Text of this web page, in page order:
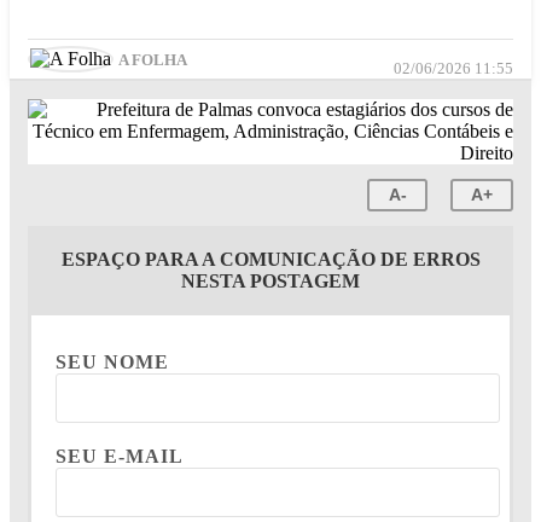
A FOLHA 02/06/2026 11:55
A- A+
ESPAÇO PARA A COMUNICAÇÃO DE ERROS
NESTA POSTAGEM
SEU NOME
SEU E-MAIL